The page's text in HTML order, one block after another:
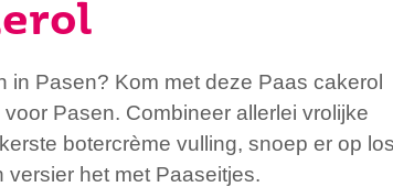
in Pasen? Kom met deze Paas cakerol
Pasen. Combineer allerlei vrolijke
botercrème vulling, snoep er op los
het met Paaseitjes.